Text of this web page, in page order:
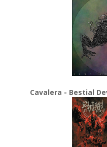
Cavalera - Bestial